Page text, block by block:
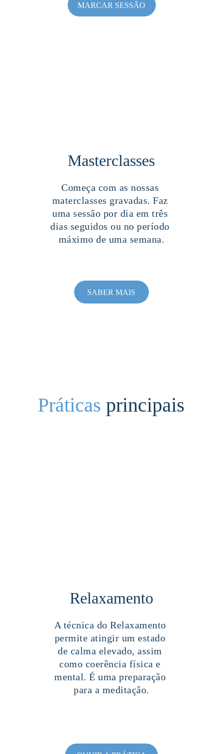
Masterclasses
Começa com as nossas
materclasses gravadas. Faz
uma sessão por dia em três
dias seguidos ou no período
máximo de uma semana.
MARCAR SESSÃO
SABER MAIS
Práticas principais
Relaxamento
A técnica do Relaxamento
permite atingir um estado
de calma elevado, assim
como coerência física e
mental. É uma preparação
para a meditação.